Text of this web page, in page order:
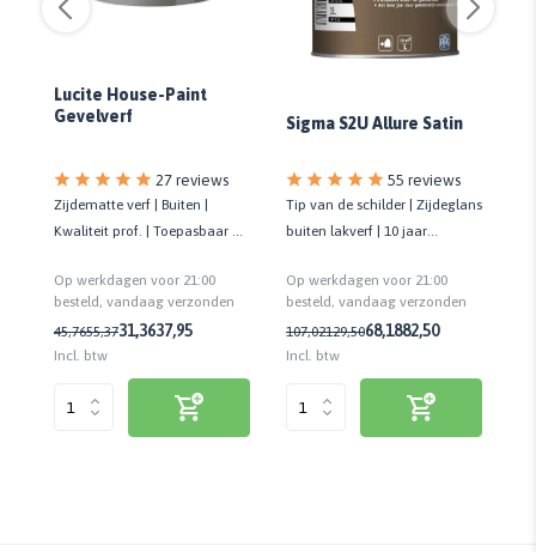
Lucite House-Paint
Gevelverf
27 reviews
Zijdematte verf | Buiten |
Kwaliteit prof. | Toepasbaar op
Regendicht
Op werkdagen voor 21:00
besteld, vandaag verzonden
45,7655,3731,3637,95
Incl. btw
Sigma S2U Allure Satin
55 reviews
Tip van de schilder | Zijdeglans
buiten lakverf | 10 jaar
Op werkdagen voor 21:00
besteld, vandaag verzonden
107,02129,5068,1882,50
Incl. btw